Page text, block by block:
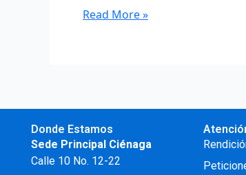
Read More »
Donde Estamos
Sede Principal Ciénaga
Calle 10 No. 12-22